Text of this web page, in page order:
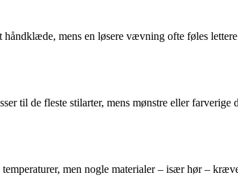
mens en løsere vævning ofte føles
til de fleste stilarter, mens mønstre eller
men nogle materialer – især hør –